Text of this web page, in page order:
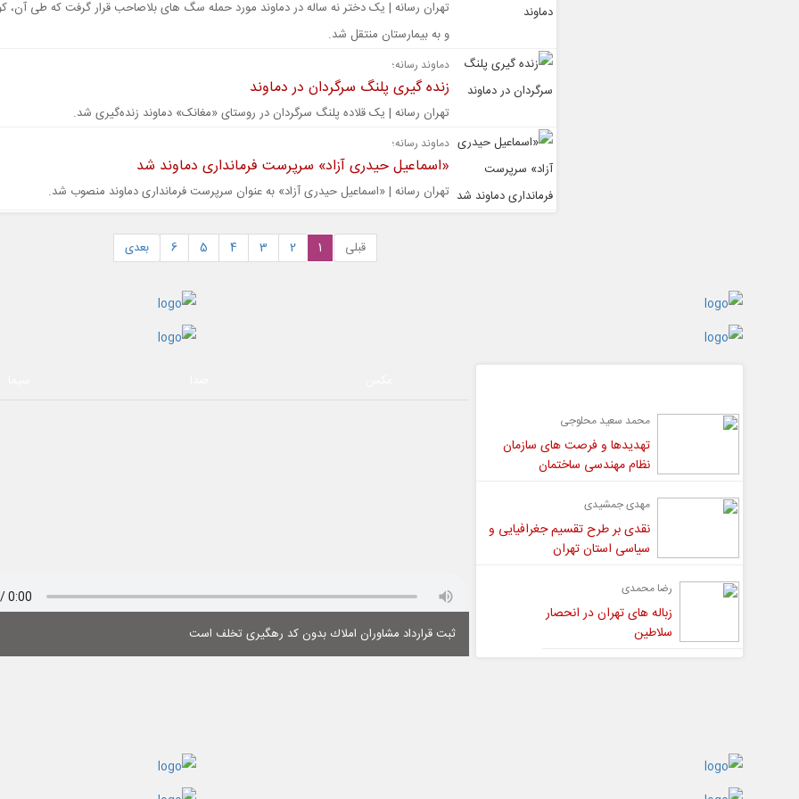
تهران رسانه | یک دختر نه ساله در دماوند مورد حمله سگ های بلاصاحب قرار گرفت که طی
و به بیمارستان منتقل شد.
دماوند رسانه؛
زنده گیری پلنگ سرگردان در دماوند
تهران رسانه | یک قلاده پلنگ سرگردان در روستای «مغانک» دماوند زنده‌گیری شد.
دماوند رسانه؛
«اسماعیل حیدری آزاد» سرپرست فرمانداری دماوند شد
تهران رسانه | «اسماعیل حیدری آزاد» به عنوان سرپرست فرمانداری دماوند منصوب شد.
قبلی 1
2
3
4
5
6 بعدی
محمد سعید محلوجی
تهدیدها و فرصت های سازمان
نظام مهندسی ساختمان
مهدی جمشیدی
نقدی بر طرح تقسیم جغرافیایی و
سیاسی استان تهران
رضا محمدی
زباله های تهران در انحصار
سلاطین
ثبت قرارداد مشاوران املاك بدون كد رهگیری تخلف است